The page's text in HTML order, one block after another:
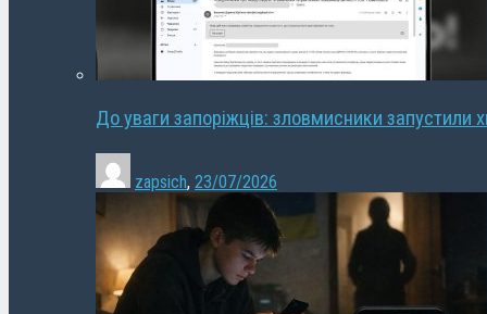
До уваги запоріжців: зловмисники запустили
zapsich, 23/07/2026